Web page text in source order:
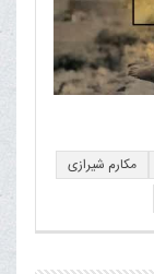
مکارم شیرازی